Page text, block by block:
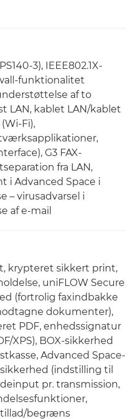
3), IEEE802.1X-
funktionalitet
af to
LAN, kablet LAN/kablet
Fi),
G3 FAX-
fra LAN,
i Advanced Space i
– virusadvarsel i
af e-mail
krypteret sikkert print,
uniFLOW Secure
(fortrolig faxindbakke
dokumenter),
PDF, enhedssignatur
XPS), BOX-sikkerhed
Advanced Space-
(indstilling til
pr. transmission,
begræns